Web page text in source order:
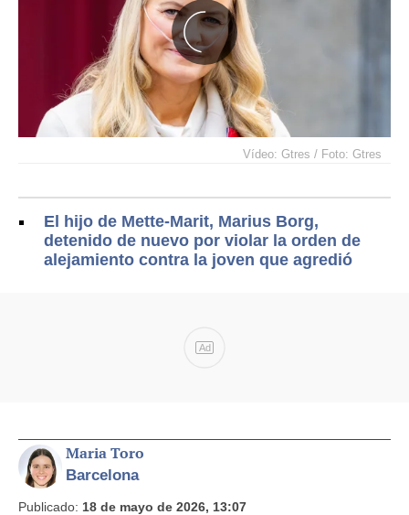
Vídeo: Gtres / Foto: Gtres
El hijo de Mette-Marit, Marius Borg,
detenido de nuevo por violar la orden de
alejamiento contra la joven que agredió
Ad
Maria Toro
Barcelona
Publicado: 18 de mayo de 2026, 13:07